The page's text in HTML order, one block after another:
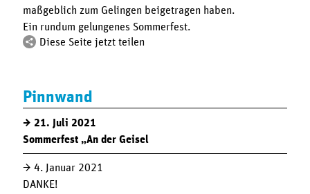
Pinnwand
21. Juli 2021
Sommerfest „An der Geisel
4. Januar 2021
DANKE!
maßgeblich zum Gelingen beigetragen haben.
Ein rundum gelungenes Sommerfest.
Diese Seite jetzt teilen